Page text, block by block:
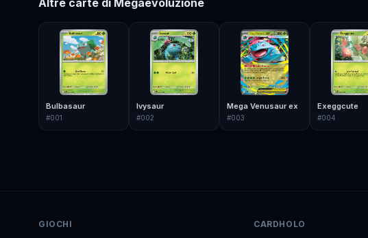
Altre carte di Megaevoluzione
Bulbasaur
#001
Ivysaur
#002
Mega Venusaur ex
#003
Exeggcute
#004
GIOCHI CARDHOLO